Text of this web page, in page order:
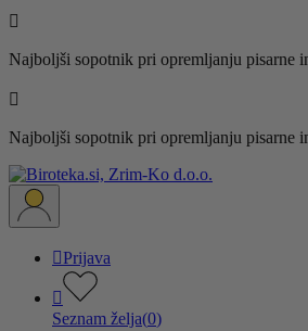

Najboljši sopotnik pri opremljanju pisarne

Najboljši sopotnik pri opremljanju pisarne
Prijava

Seznam želja(0)